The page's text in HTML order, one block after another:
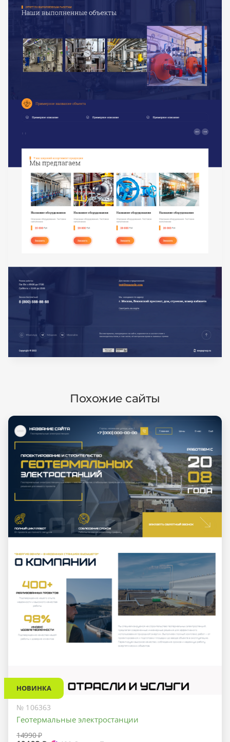
Похожие сайты
НОВИНКА
№ 106363
Геотермальные электростанции
14990 ₽